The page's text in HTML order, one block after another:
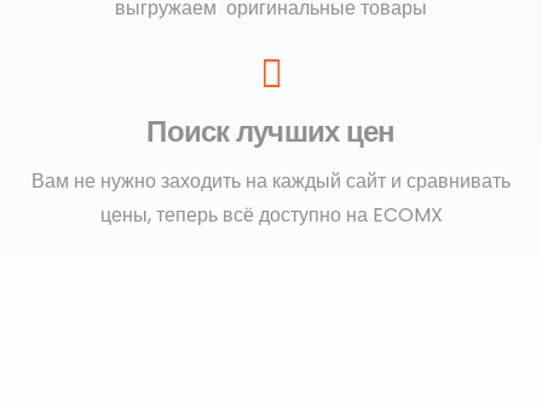
выгружаем оригинальные товары
Поиск лучших цен
Вам не нужно заходить на каждый сайт и сравнивать
цены, теперь всё доступно на ECOMX